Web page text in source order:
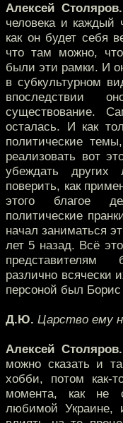
Алексей Столяров.
человека и каждый
как он будет себя
что там можно,
были эти рамки. И
в субкультурном
впоследствии
существование.
осталась. И как
политические
реализовать вот
убеждать
поверить, как
этого благое
политические
начал заниматься
лет 5 назад. Всё
представителям
различно
персоной был
Д.Ю. Царство ему
Алексей Столяров.
можно сказать и
хобби, потом
момента, как не
любимой Украине,